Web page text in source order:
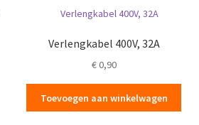
Verlengkabel 400V, 32A
€0,90
Toevoegen aan winkelwagen